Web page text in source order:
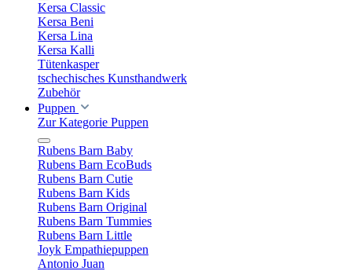
Kersa Classic
Kersa Beni
Kersa Lina
Kersa Kalli
Tütenkasper
tschechisches Kunsthandwerk
Zubehör
Puppen
Zur Kategorie Puppen
Rubens Barn Baby
Rubens Barn EcoBuds
Rubens Barn Cutie
Rubens Barn Kids
Rubens Barn Original
Rubens Barn Tummies
Rubens Barn Little
Joyk Empathiepuppen
Antonio Juan